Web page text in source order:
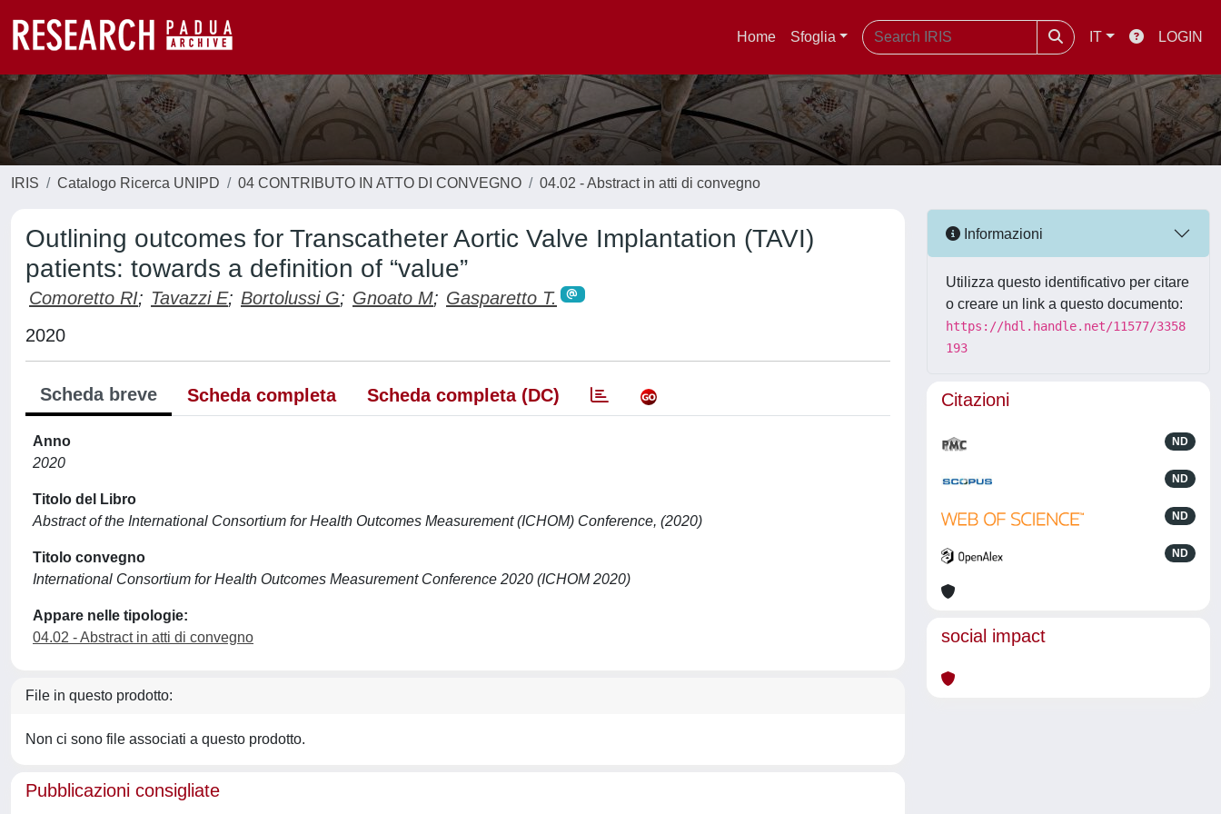
Home Sfoglia IT LOGIN
IRIS Catalogo Ricerca UNIPD 04 CONTRIBUTO IN ATTO DI CONVEGNO 04.02 - Abstract in atti di convegno
Outlining outcomes for Transcatheter Aortic Valve Implantation (TAVI)
patients: towards a definition of “value”
Comoretto RI; Tavazzi E; Bortolussi G; Gnoato M; Gasparetto T.
2020
Scheda breve Scheda completa Scheda completa (DC)
Anno
2020
Titolo del Libro
Abstract of the International Consortium for Health Outcomes Measurement (ICHOM) Conference, (2020)
Titolo convegno
International Consortium for Health Outcomes Measurement Conference 2020 (ICHOM 2020)
Appare nelle tipologie:
04.02 - Abstract in atti di convegno
File in questo prodotto:
Non ci sono file associati a questo prodotto.
Pubblicazioni consigliate
Informazioni
Utilizza questo identificativo per citare
o creare un link a questo documento:
https://hdl.handle.net/11577/3358
193
Citazioni
ND
ND
ND
ND
social impact